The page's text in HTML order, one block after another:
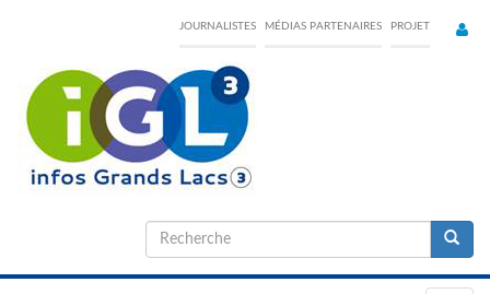
content
JOURNALISTES MÉDIAS PARTENAIRES PROJET
Formulaire
de